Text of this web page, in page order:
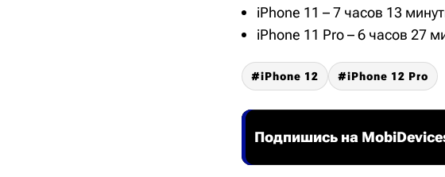
iPhone 11 – 7 часов 13
iPhone 11 Pro – 6 часов 27
iPhone 12 iPhone 12 Pro
Подпишись на